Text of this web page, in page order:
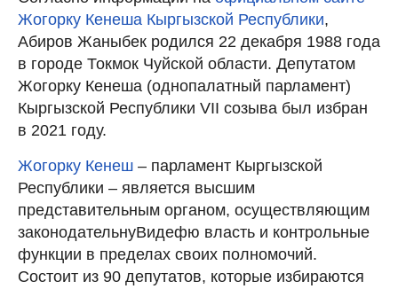
Жогорку Кенеша Кыргызской Республики,
Абиров Жаныбек родился 22 декабря 1988 года
в городе Токмок Чуйской области. Депутатом
Жогорку Кенеша (однопалатный парламент)
Кыргызской Республики VII созыва был избран
в 2021 году.
Жогорку Кенеш – парламент Кыргызской
Республики – является высшим
представительным органом, осуществляющим
законодательнуВидефю власть и контрольные
функции в пределах своих полномочий.
Состоит из 90 депутатов, которые избираются